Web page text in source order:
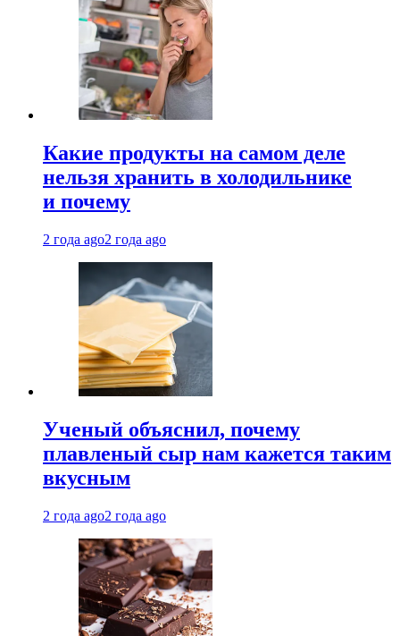
Какие продукты на самом деле
нельзя хранить в холодильнике
и почему
2 года ago2 года ago
Ученый объяснил, почему
плавленый сыр нам кажется таким
вкусным
2 года ago2 года ago